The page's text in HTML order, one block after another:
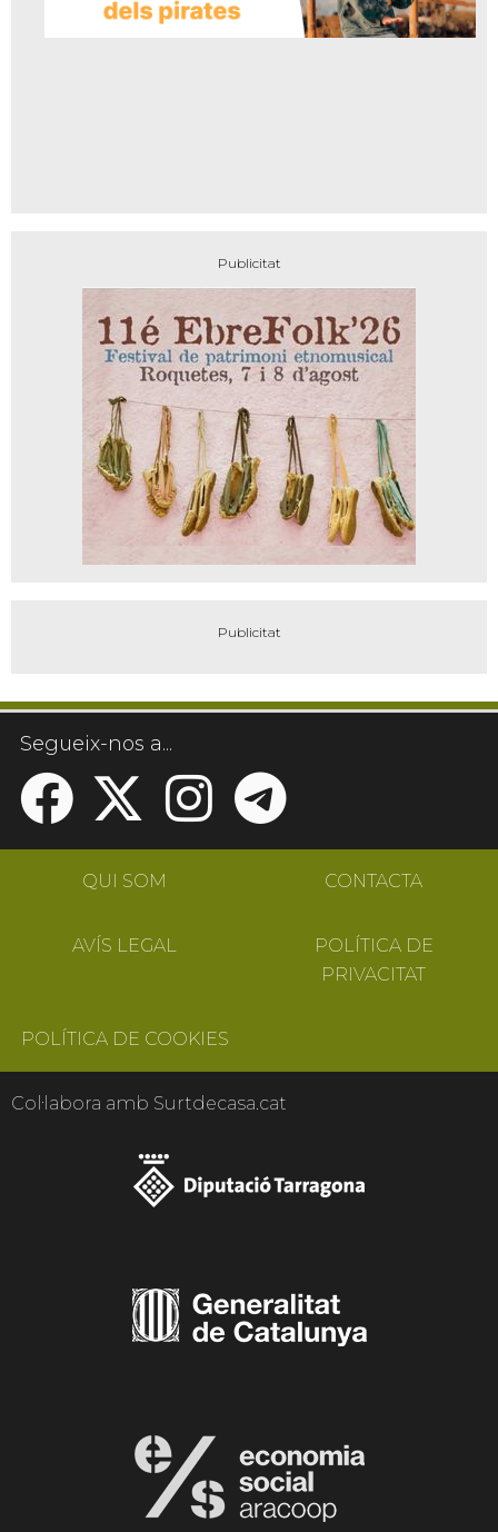
Segueix-nos a...
QUI SOM CONTACTA
AVÍS LEGAL
POLÍTICA DE
PRIVACITAT
POLÍTICA DE COOKIES
Col·labora amb Surtdecasa.cat